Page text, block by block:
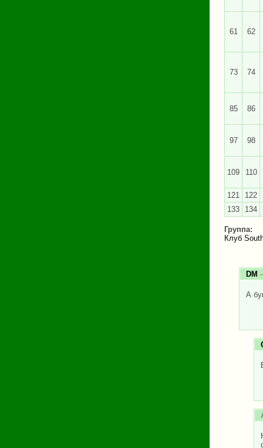
61 62
73 74
85 86
97 98
109 110
121 122
133
134
Группа:
Клуб
DM
А